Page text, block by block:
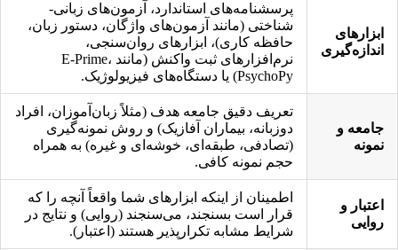
ابزارهای
اندازه‌گیری
پرسشنامه‌های استاندارد، آزمون‌های زبانی-
شناختی (مانند آزمون‌های واژگان، دستور زبان،
حافظه کاری)، ابزارهای روان‌سنجی،
نرم‌افزارهای ثبت واکنش (مانند E-Prime،
PsychoPy) یا دستگاه‌های فیزیولوژیک.
جامعه و
نمونه
تعریف دقیق جامعه هدف (مثلاً زبان‌آموزان، افراد
دوزبانه، بیماران آفازیک) و روش نمونه‌گیری
(تصادفی، طبقه‌ای، خوشه‌ای و غیره) به همراه
حجم نمونه کافی.
اعتبار و
روایی
اطمینان از اینکه ابزارهای شما واقعاً آنچه را که
قرار است بسنجند، می‌سنجند (روایی) و نتایج در
شرایط مشابه تکرارپذیر هستند (اعتبار).